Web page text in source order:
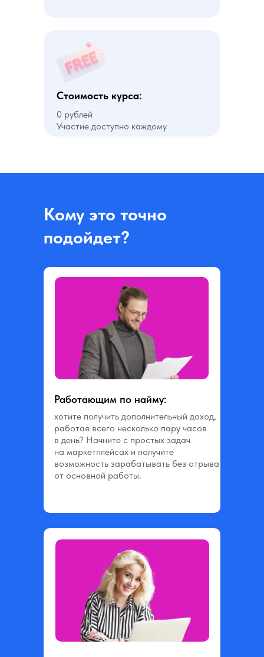
Стоимость курса:
0 рублей
Участие доступно каждому
Кому это точно
подойдет?
Работающим по найму:
хотите получить дополнительный доход,
работая всего несколько пару часов
в день? Начните с простых задач
на маркетплейсах и получите
возможность зарабатывать без отрыва
от основной работы.